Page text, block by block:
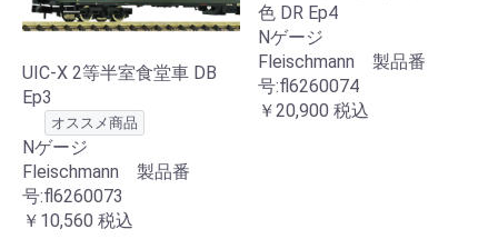
UIC-X 2等半室食堂車 DB
Ep3
オススメ商品
Nゲージ
Fleischmann 製品番
号:fl6260073
￥10,560 税込
色 DR Ep4
Nゲージ
Fleischmann 製品番
号:fl6260074
￥20,900 税込